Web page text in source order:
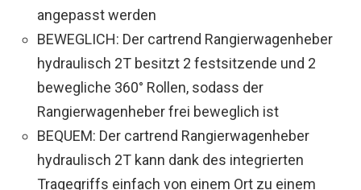
angepasst werden
BEWEGLICH: Der cartrend Rangierwagenheber
hydraulisch 2T besitzt 2 festsitzende und 2
bewegliche 360° Rollen, sodass der
Rangierwagenheber frei beweglich ist
BEQUEM: Der cartrend Rangierwagenheber
hydraulisch 2T kann dank des integrierten
Tragegriffs einfach von einem Ort zu einem